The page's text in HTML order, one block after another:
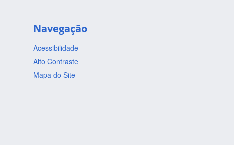
Navegação
Acessibilidade
Alto Contraste
Mapa do Site